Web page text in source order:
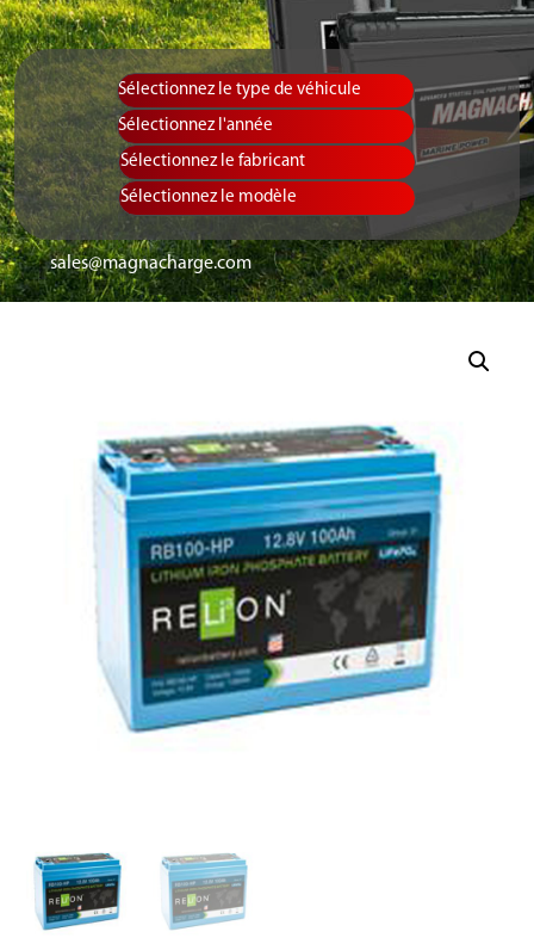
Sélectionnez le type de véhicule Equipment
Sélectionnez
Sélectionnez
sales@magnacharge.com